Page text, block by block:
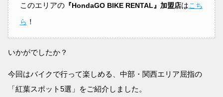
このエリアの『HondaGO BIKE RENTAL』加盟店はこち
ら ！
いかがでしたか？
今回はバイクで行って楽しめる、中部・関西エリア屈指の
「紅葉スポット5選」をご紹介しました。